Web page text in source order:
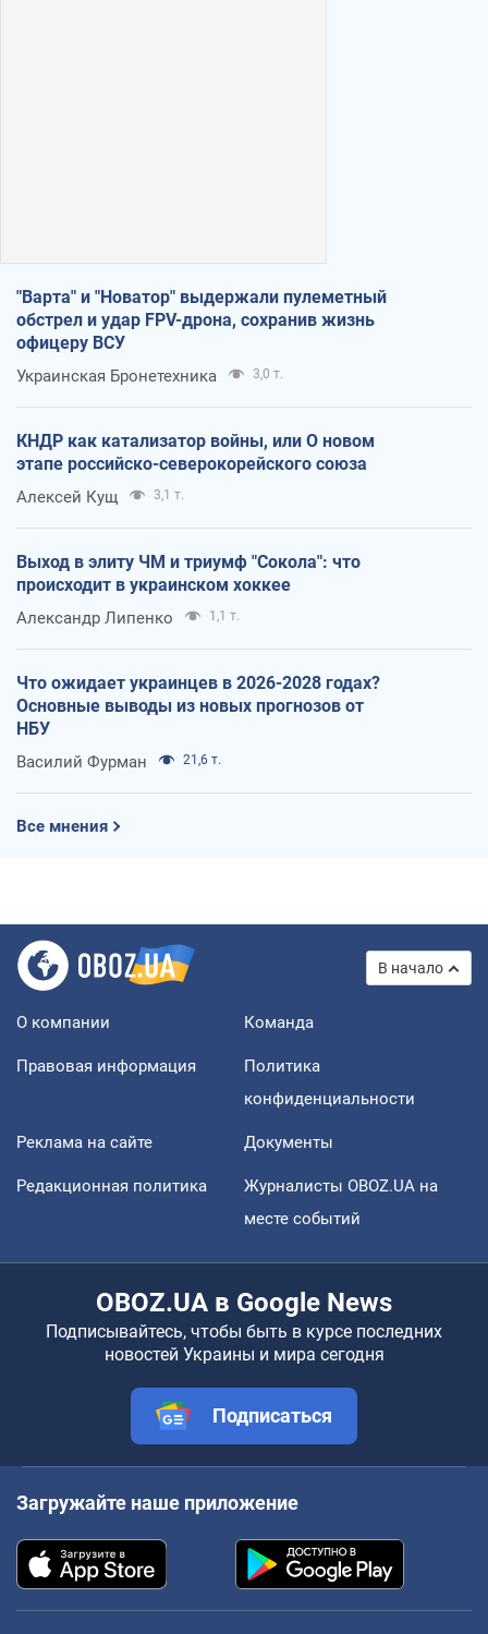
"Варта" и "Новатор" выдержали пулеметный
обстрел и удар FPV-дрона, сохранив жизнь
офицеру ВСУ
Украинская Бронетехника 3,0 т.
КНДР как катализатор войны, или О новом
этапе российско-северокорейского союза
Алексей Кущ 3,1 т.
Выход в элиту ЧМ и триумф "Сокола": что
происходит в украинском хоккее
Александр Липенко 1,1 т.
Что ожидает украинцев в 2026-2028 годах?
Основные выводы из новых прогнозов от
НБУ
Василий Фурман 21,6 т.
Все мнения
В начало
О компании Команда
Правовая информация
Политика
конфиденциальности
Реклама на сайте Документы
Редакционная политика
Журналисты OBOZ.UA на
месте событий
OBOZ.UA в Google News
Подписывайтесь, чтобы быть в курсе последних
новостей Украины и мира сегодня
Подписаться
Загружайте наше приложение